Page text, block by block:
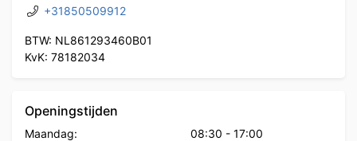
+31850509912
BTW: NL861293460B01
KvK: 78182034
Openingstijden
Maandag: 08:30 - 17:00